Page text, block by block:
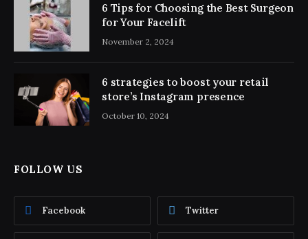
6 Tips for Choosing the Best Surgeon
for Your Facelift
November 2, 2024
6 strategies to boost your retail
store’s Instagram presence
October 10, 2024
FOLLOW US
Facebook Twitter